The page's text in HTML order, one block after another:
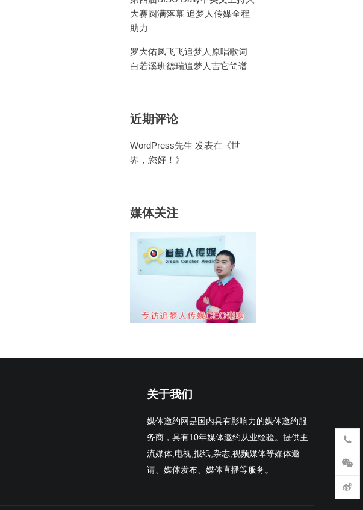
大赛圆满落幕 追梦人传媒全程
助力
罗大佑凤飞飞追梦人原唱歌词
白若溪班德瑞追梦人吉它简谱
近期评论
WordPress先生 发表在《世
界，您好！ 》
媒体关注
关于我们
媒体邀约网是国内具有影响力的媒体邀约服
务商，具有10年媒体邀约从业经验。提供主
流媒体,电视,报纸,杂志,视频媒体等媒体邀
请、媒体发布、媒体直播等服务。